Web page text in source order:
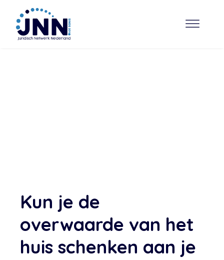
Kun je de
overwaarde van het
huis schenken aan je